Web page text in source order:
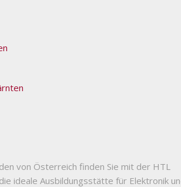
von Österreich finden Sie mit der HTL
ideale Ausbildungsstätte für Elektronik